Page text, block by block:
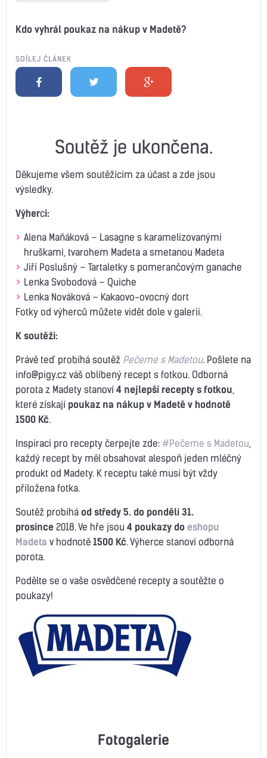
Kdo vyhrál poukaz na nákup v Madetě?
SDÍLEJ ČLÁNEK
Soutěž je ukončena.
Děkujeme všem soutěžícím za účast a zde jsou
výsledky.
Výherci:
Alena Maňáková – Lasagne s karamelizovanými
hruškami, tvarohem Madeta a smetanou Madeta
Jiří Poslušný – Tartaletky s pomerančovým ganache
Lenka Svobodová – Quiche
Lenka Nováková – Kakaovo-ovocný dort
Fotky od výherců můžete vidět dole v galerii.
K soutěži:
Právě teď probíhá soutěž Pečeme s Madetou. Pošlete na
info@pigy.cz váš oblíbený recept s fotkou. Odborná
porota z Madety stanoví 4 nejlepší recepty s fotkou
které získají poukaz na nákup v Madetě v hodnotě
1500 Kč.
Inspiraci pro recepty čerpejte zde: #Pečeme s Madetou
každý recept by měl obsahovat alespoň jeden mléčný
produkt od Madety. K receptu také musí být vždy
přiložena fotka.
Soutěž probíhá od středy 5. do pondělí 31.
prosince 2018. Ve hře jsou 4 poukazy do eshopu
Madeta v hodnotě 1500 Kč. Výherce stanoví odborná
porota.
Podělte se o vaše osvědčené recepty a soutěžte o
poukazy!
Fotogalerie